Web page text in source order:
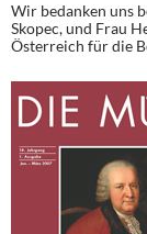
Wir bedanken uns
Skopec, und Frau
Österreich für die